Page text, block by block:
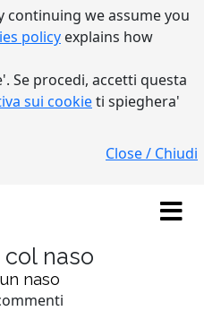
continuing we assume you
policy explains how
Se procedi, accetti questa
sui cookieti spieghera'
Close / Chiudi
naso
naso